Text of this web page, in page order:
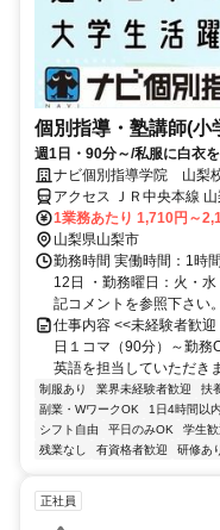
個別指導・塾講師(小
週1日・90分～/私服に白衣
ナビ個別指導学院 山梨
アクセス ＪＲ中央本線
徒歩約29分、ＪＲ中央本
分
1業務あたり 1,710円～
山梨県山梨市
勤務時間 実働時間：1時
12日 ・勤務曜日：火・
記コメントを参照下さい
仕事内容 <<未経験者歓
日１コマ（90分）～勤務
英語を担当していただき
制服あり 業界未経験者歓迎 扶
副業・WワークOK
1日4時間以
シフト自由
平日のみOK 学生歓
残業なし
有資格者歓迎 研修あ
正社員